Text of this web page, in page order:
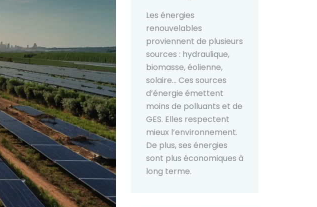
Les énergies
renouvelables
proviennent de plusieurs
sources : hydraulique,
biomasse, éolienne,
solaire… Ces sources
d’énergie émettent
moins de polluants et de
GES. Elles respectent
mieux l’environnement.
De plus, ses énergies
sont plus économiques à
long terme.